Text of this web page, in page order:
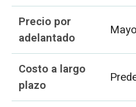
Precio por
adelantado
Costo a largo
plazo